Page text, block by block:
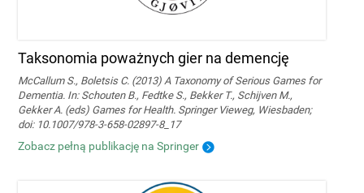
Taksonomia poważnych gier na demencję
McCallum S., Boletsis C. (2013) A Taxonomy of Serious Games for
Dementia. In: Schouten B., Fedtke S., Bekker T., Schijven M.,
Gekker A. (eds) Games for Health. Springer Vieweg, Wiesbaden;
doi: 10.1007/978-3-658-02897-8_17
Zobacz pełną publikację na Springer